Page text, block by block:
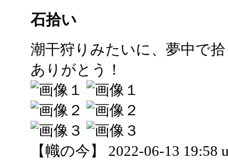
石拾い
潮干狩りみたいに、夢中で
ありがとう！
【幟の今】 2022-06-13 19:58